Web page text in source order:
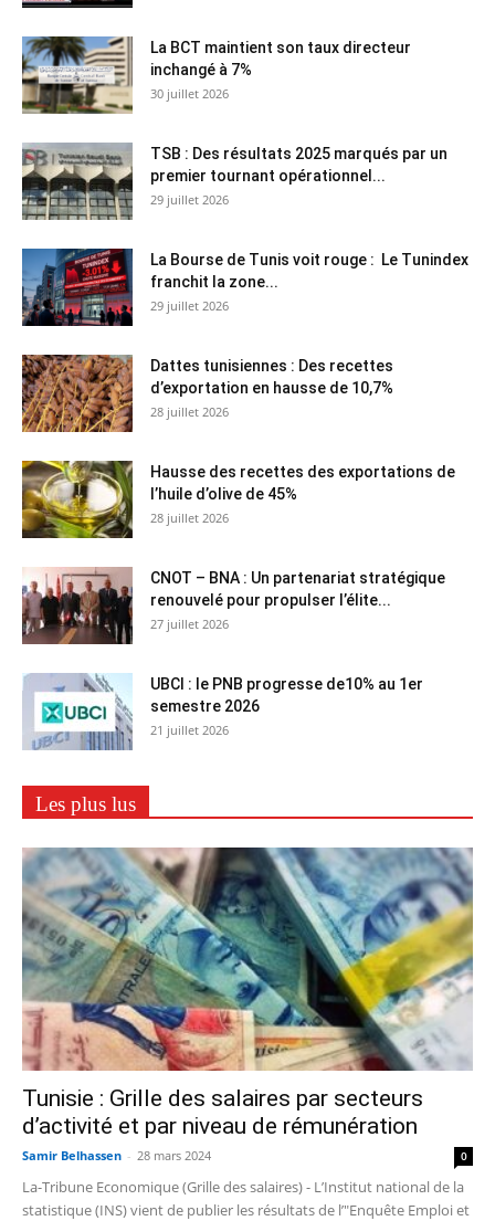
La BCT maintient son taux directeur
inchangé à 7%
30 juillet 2026
TSB : Des résultats 2025 marqués par un
premier tournant opérationnel...
29 juillet 2026
La Bourse de Tunis voit rouge : Le Tunindex
franchit la zone...
29 juillet 2026
Dattes tunisiennes : Des recettes
d’exportation en hausse de 10,7%
28 juillet 2026
Hausse des recettes des exportations de
l’huile d’olive de 45%
28 juillet 2026
CNOT – BNA : Un partenariat stratégique
renouvelé pour propulser l’élite...
27 juillet 2026
UBCI : le PNB progresse de10% au 1er
semestre 2026
21 juillet 2026
Les plus lus
Tunisie : Grille des salaires par secteurs
d’activité et par niveau de rémunération
Samir Belhassen - 28 mars 2024 0
La-Tribune Economique (Grille des salaires) - L’Institut national de la
statistique (INS) vient de publier les résultats de l’"Enquête Emploi et